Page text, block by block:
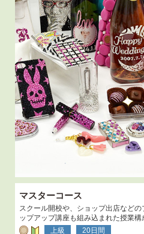
マスターコース
スクール開校や、ショップ出店など
ップアップ講座も組み込まれた授業構
上級
20日間